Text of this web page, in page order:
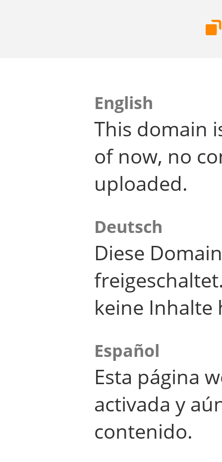
English
This domain
of now, no
uploaded.
Deutsch
Diese
keine Inhalte
Español
Esta página
activada y
contenido.